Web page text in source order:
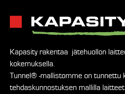
Kapasity rakentaa jätehuollon
kokemuksella.
Tunnel® -mallistomme on tunnettu
tehdaskunnostuksen mallilla